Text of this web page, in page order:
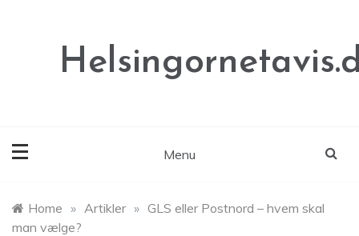
Menu
Home » Artikler » GLS eller Postnord – hvem skal
man vælge?